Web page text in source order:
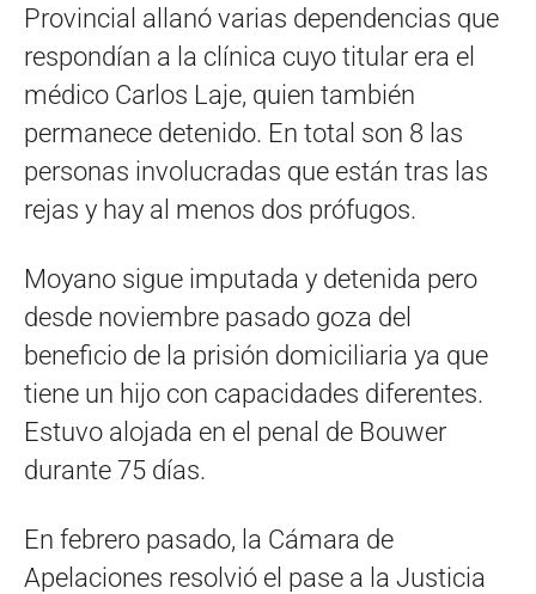
Provincial allanó varias dependencias que
respondían a la clínica cuyo titular era el
médico Carlos Laje, quien también
permanece detenido. En total son 8 las
personas involucradas que están tras las
rejas y hay al menos dos prófugos.
Moyano sigue imputada y detenida pero
desde noviembre pasado goza del
beneficio de la prisión domiciliaria ya que
tiene un hijo con capacidades diferentes.
Estuvo alojada en el penal de Bouwer
durante 75 días.
En febrero pasado, la Cámara de
Apelaciones resolvió el pase a la Justicia